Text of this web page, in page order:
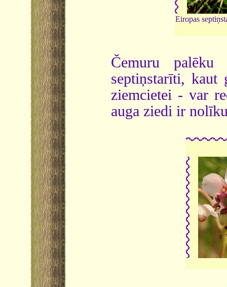
Eiropas
Čemuru
septiņstarīti,
ziemcietei - var
auga ziedi ir